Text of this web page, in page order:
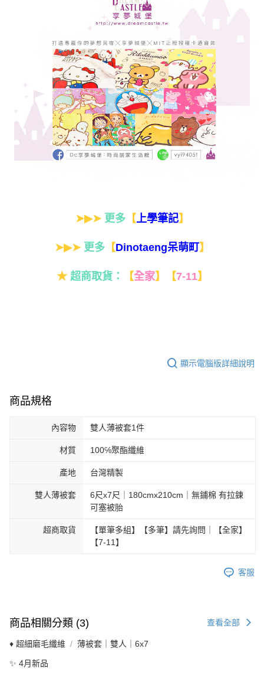
➤▶➤ 更多【 上學筆記】
➤▶➤ 更多【Dinotaeng呆萌町】
★ 超商取貨： 【全家】 【7-11】
顯示電腦版詳細說明
商品規格
內容物 雙人薄被套1件
材質 100℅聚酯纖維
產地 台灣精製
雙人薄被套
6尺x7尺｜180cmx210cm｜無鋪棉 有拉鍊
可塞被胎
超商取貨
【單筆多組】【多筆】請先詢問｜【全家】
【7-11】
客服
商品相關分類 (3) 查看全部
♦ 超細磨毛纖維 薄被套｜雙人｜6x7
✨ 4月新品